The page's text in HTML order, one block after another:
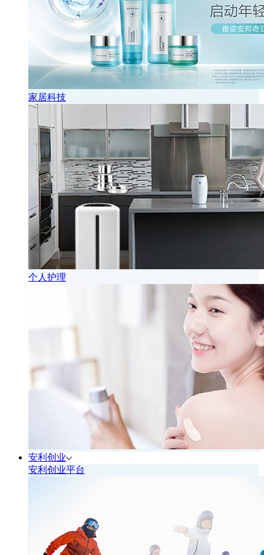
家居科技
个人护理
安利创业
安利创业平台